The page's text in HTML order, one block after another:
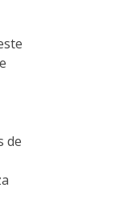
de